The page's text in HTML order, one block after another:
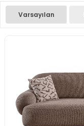
Varsayılan